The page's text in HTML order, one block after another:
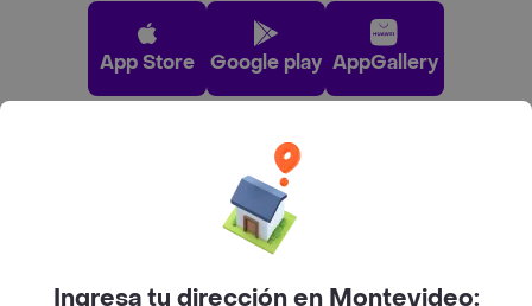
App Store Google play AppGallery
Pide tu comida favorita cerca de ti
Ingresa tu dirección en Montevideo: